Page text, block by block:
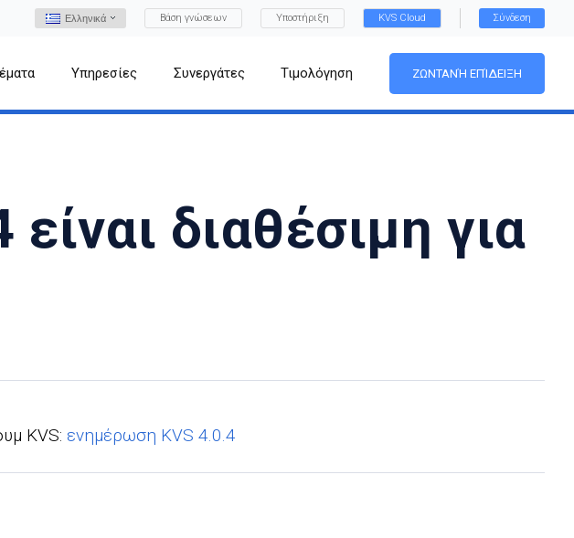
Ελληνικά Βάση γνώσεων Υποστήριξη KVS Cloud Σύνδεση
Υπηρεσίες Συνεργάτες Τιμολόγηση ΖΩΝΤΑΝΉ ΕΠΊΔΕΙΞΗ
διαθέσιμη για
KVS: ενημέρωση KVS 4.0.4